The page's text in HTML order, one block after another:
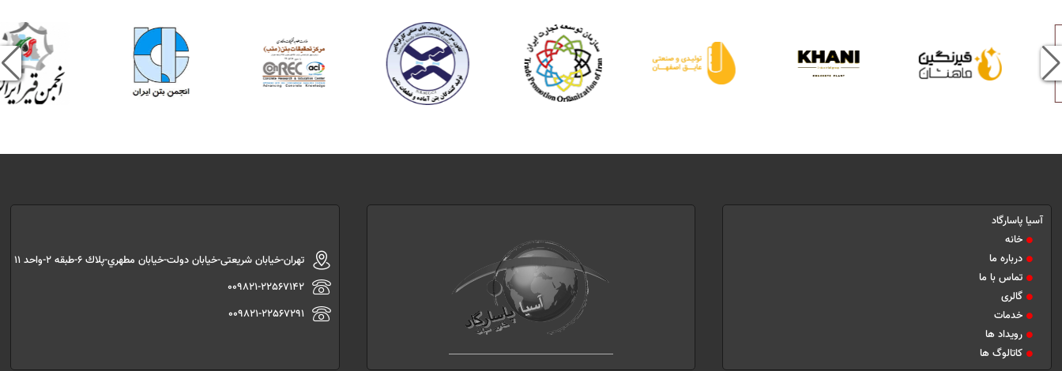
آسیا پاسارگاد
خانه
درباره ما
تماس با ما
گالری
خدمات
رویداد ها
کاتالوگ ها
تهران-خیابان شریعتی-خیابان دولت-خیابان مطهري-پلاك 6-طبقه 2-واحد 11
009821-22567142
009821-22567291